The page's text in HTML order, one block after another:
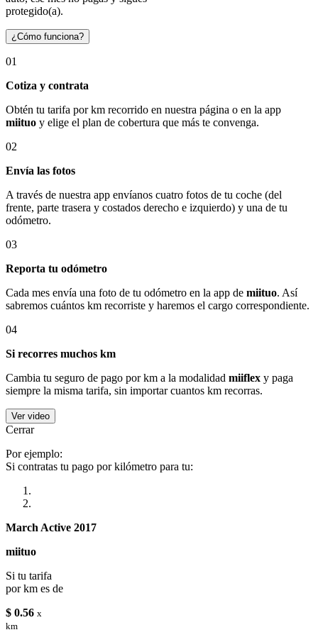
protegido(a).
¿Cómo funciona?
01
Cotiza y contrata
Obtén tu tarifa por km recorrido en nuestra página o en la app
miituo y elige el plan de cobertura que más te convenga.
02
Envía las fotos
A través de nuestra app envíanos cuatro fotos de tu coche (del
frente, parte trasera y costados derecho e izquierdo) y una de tu
odómetro.
03
Reporta tu odómetro
Cada mes envía una foto de tu odómetro en la app de miituo. Así
sabremos cuántos km recorriste y haremos el cargo correspondiente.
04
Si recorres muchos km
Cambia tu seguro de pago por km a la modalidad miiflex y paga
siempre la misma tarifa, sin importar cuantos km recorras.
Ver video
Cerrar
Por ejemplo:
Si contratas tu pago por kilómetro para tu:
March Active 2017
miituo
Si tu tarifa
por km es de
$ 0.56 x
km